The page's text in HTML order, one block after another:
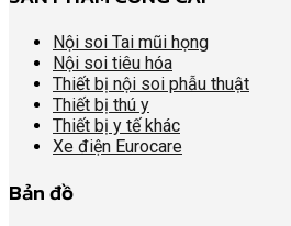
Nội soi Tai mũi họng
Nội soi tiêu hóa
Thiết bị nội soi phẫu thuật
Thiết bị thú y
Thiết bị y tế khác
Xe điện Eurocare
Bản đồ